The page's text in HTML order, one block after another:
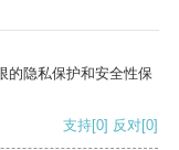
的隐私保护和安全性保
支持[0] 反对[0]